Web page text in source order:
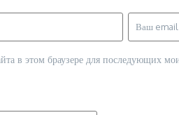
в этом браузере для последующих